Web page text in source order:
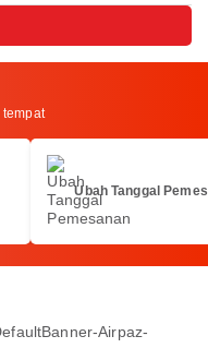
Ubah Tanggal